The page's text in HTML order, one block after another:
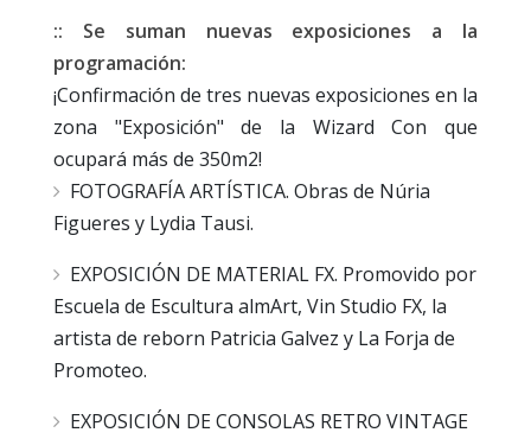
:: Se suman nuevas exposiciones a la
programación:
¡Confirmación de tres nuevas exposiciones en la
zona "Exposición" de la Wizard Con que
ocupará más de 350m2!
FOTOGRAFÍA ARTÍSTICA. Obras de Núria
Figueres y Lydia Tausi.
EXPOSICIÓN DE MATERIAL FX. Promovido por
Escuela de Escultura almArt, Vin Studio FX, la
artista de reborn Patricia Galvez y La Forja de
Promoteo.
EXPOSICIÓN DE CONSOLAS RETRO VINTAGE